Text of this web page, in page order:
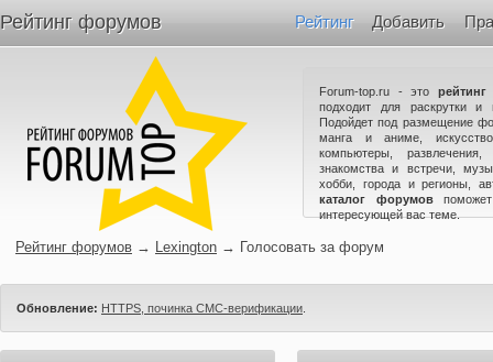
Рейтинг форумов Рейтинг Добавить
Forum-top.ru - это
подходит для раскрутки и
Подойдет под размещение
манга и аниме,
компьютеры,
знакомства и встречи,
хобби, города и регионы,
каталог форумов
интересующей вас теме.
Рейтинг форумов → Lexington → Голосовать за форум
Обновление: HTTPS, починка СМС-верификации